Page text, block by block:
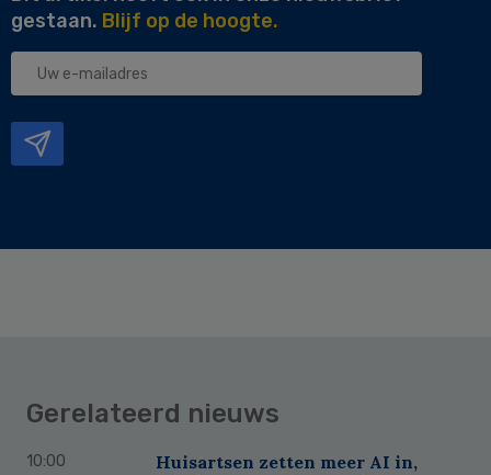
gestaan. Blijf op de hoogte.
Uw
Gerelateerd nieuws
10:00
Huisartsen zetten meer AI in,